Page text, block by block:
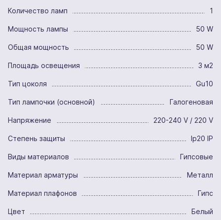
Количество ламп 1
Мощность лампы 50 W
Общая мощность 50 W
Площадь освещения 3 м2
Тип цоколя Gu10
Тип лампочки (основной) Галогеновая
Напряжение 220-240 V / 220 V
Степень защиты Ip20 IP
Виды материалов Гипсовые
Материал арматуры Металл
Материал плафонов Гипс
Цвет Белый